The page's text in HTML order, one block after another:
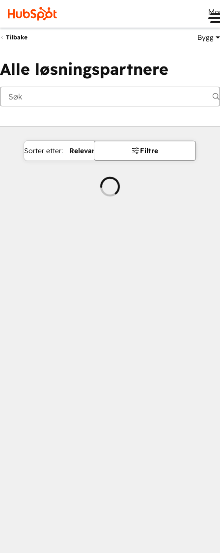
Tilbake Bygg
Alle løsningspartnere
Sorter etter: Relevans Filtre
Laster